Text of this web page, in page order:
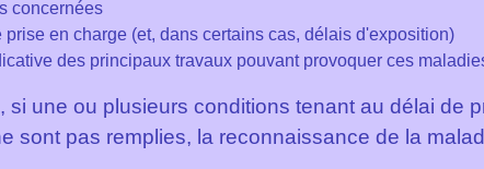
concernées
prise en charge (et, dans certains cas, délais d'exposition)
des principaux travaux pouvant provoquer ces
si une ou plusieurs conditions tenant au délai de
sont pas remplies, la reconnaissance de la